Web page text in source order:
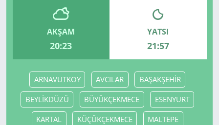
AKŞAM
20:23
YATSI
21:57
ARNAVUTKOY AVCILAR BAŞAKŞEHİR
BEYLİKDÜZÜ BÜYÜKÇEKMECE ESENYURT
KARTAL KÜÇÜKÇEKMECE MALTEPE